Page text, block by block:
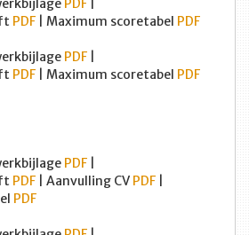
PDF
PDF | Maximum scoretabel PDF
PDF
PDF | Maximum scoretabel PDF
PDF
PDF | Aanvulling CV PDF
PDF